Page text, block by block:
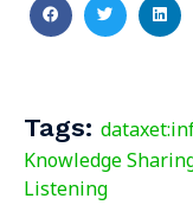
Tags:
Knowledge
Listening